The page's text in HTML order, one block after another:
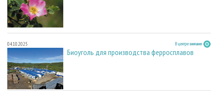
04.10.2025 В центре внимания
Биоуголь для производства ферросплавов